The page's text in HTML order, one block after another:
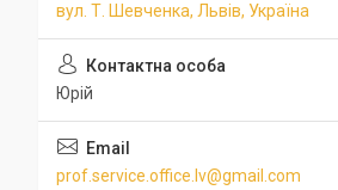
вул. Т. Шевченка, Львів, Україна
Юрій
prof.service.office.lv@gmail.com